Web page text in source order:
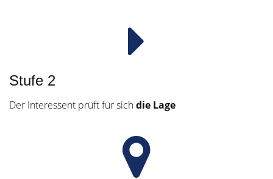
Stufe 2
Der Interessent prüft für sichdie Lage